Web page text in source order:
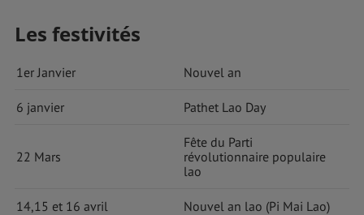
Les festivités
1er Janvier Nouvel an
6 janvier Pathet Lao Day
22 Mars
Fête du Parti
révolutionnaire populaire
lao
14,15 et 16 avril Nouvel an lao (Pi Mai Lao)